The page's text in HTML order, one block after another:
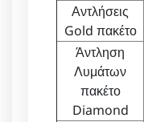
Αντλήσεις
Gold πακέτο
Άντληση
Λυμάτων
πακέτο
Diamond